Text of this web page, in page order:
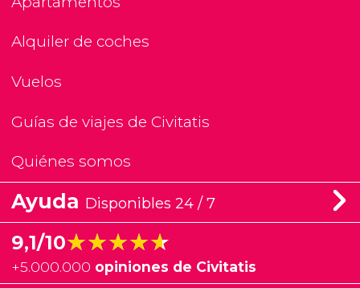
Alquiler de coches
Vuelos
Guías de viajes de Civitatis
Quiénes somos
Ayuda Disponibles 24 / 7
9,1/10★★★★★
★★★★★
+5.000.000 opiniones de Civitatis